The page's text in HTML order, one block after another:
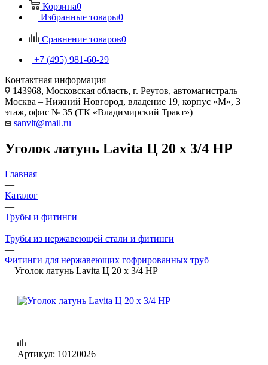
Корзина0
Избранные товары0
Сравнение товаров0
+7 (495) 981-60-29
Контактная информация
143968, Московская область, г. Реутов, автомагистраль
Москва – Нижний Новгород, владение 19, корпус «М», 3
этаж, офис № 35 (ТК «Владимирский Тракт»)
sanvlt@mail.ru
Уголок латунь Lаvita Ц 20 х 3/4 НР
Главная
—
Каталог
—
Трубы и фитинги
—
Трубы из нержавеющей стали и фитинги
—
Фитинги для нержавеющих гофрированных труб
—Уголок латунь Lаvita Ц 20 х 3/4 НР
Артикул: 10120026